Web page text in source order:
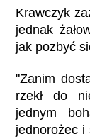
Krawczyk
jednak
jak pozbyć
"Zanim
rzekł do
jednym
jednorożec i